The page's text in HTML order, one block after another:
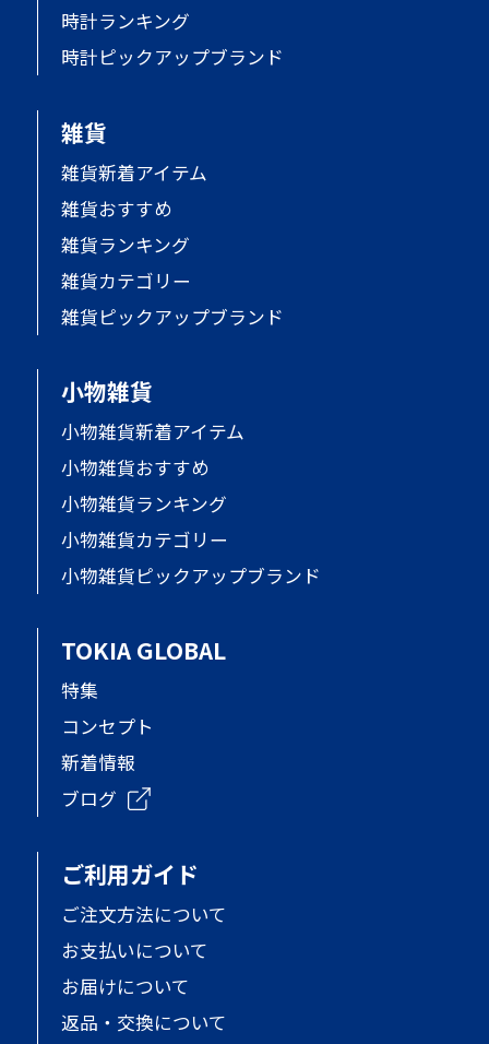
時計ランキング
時計ピックアップブランド
雑貨
雑貨新着アイテム
雑貨おすすめ
雑貨ランキング
雑貨カテゴリー
雑貨ピックアップブランド
小物雑貨
小物雑貨新着アイテム
小物雑貨おすすめ
小物雑貨ランキング
小物雑貨カテゴリー
小物雑貨ピックアップブランド
TOKIA GLOBAL
特集
コンセプト
新着情報
ブログ
ご利用ガイド
ご注文方法について
お支払いについて
お届けについて
返品・交換について